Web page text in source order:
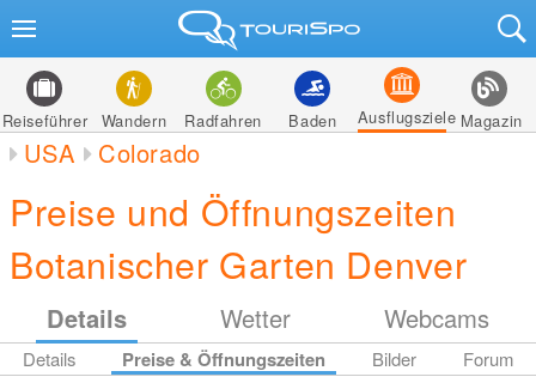
Reiseführer Wandern Radfahren Baden Ausflugsziele Magazin
USA Colorado
Preise und Öffnungszeiten
Botanischer Garten Denver
Details Wetter Webcams
Details Preise & Öffnungszeiten Bilder Forum